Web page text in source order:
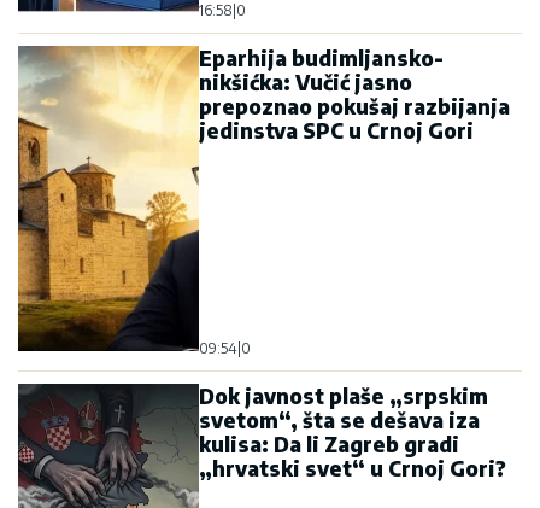
16:58 0
Eparhija budimljansko-
nikšićka: Vučić jasno
prepoznao pokušaj razbijanja
jedinstva SPC u Crnoj Gori
09:54 0
Dok javnost plaše „srpskim
svetom“, šta se dešava iza
kulisa: Da li Zagreb gradi
„hrvatski svet“ u Crnoj Gori?